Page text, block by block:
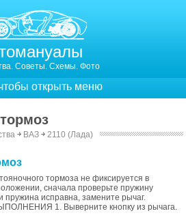
Советы. Схемы. Фото
открыть меню
￫ ВАЗ ￫ 2110 (Лада)
тормоза не фиксируется в
сначала проверьте пружину
пружина исправна, замените рычаг.
1. Выверните кнопку из рычага.